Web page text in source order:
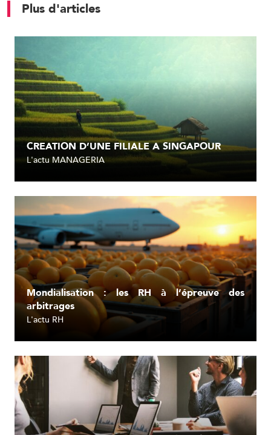
Plus d'articles
L'actu MANAGERIA
CREATION D’UNE FILIALE A SINGAPOUR
L'actu RH
Mondialisation : les RH à l’épreuve des
arbitrages